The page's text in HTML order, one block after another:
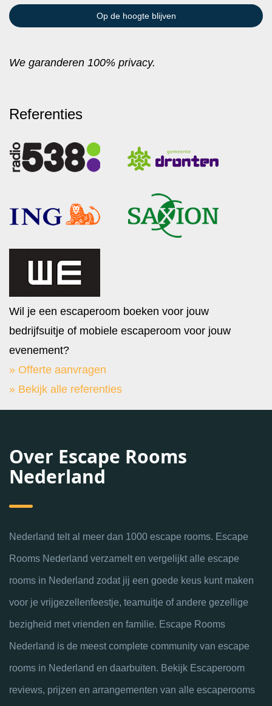
We garanderen 100% privacy.
Referenties
Wil je een escaperoom boeken voor jouw
bedrijfsuitje of mobiele escaperoom voor jouw
evenement?
» Offerte aanvragen
» Bekijk alle referenties
Over Escape Rooms
Nederland
Nederland telt al meer dan 1000 escape rooms. Escape
Rooms Nederland verzamelt en vergelijkt alle escape
rooms in Nederland zodat jij een goede keus kunt maken
voor je vrijgezellenfeestje, teamuitje of andere gezellige
bezigheid met vrienden en familie. Escape Rooms
Nederland is de meest complete community van escape
rooms in Nederland en daarbuiten. Bekijk Escaperoom
reviews, prijzen en arrangementen van alle escaperooms